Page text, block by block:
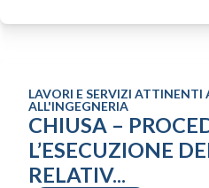
LAVORI E SERVIZI ATTINENTI
ALL'INGEGNERIA
CHIUSA –
L’ESECUZIONE
RELATIV...